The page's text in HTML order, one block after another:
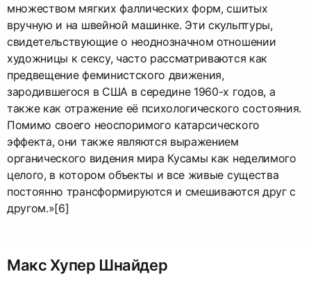
множеством мягких фаллических форм, сшитых
вручную и на швейной машинке. Эти скульптуры,
свидетельствующие о неоднозначном отношении
художницы к сексу, часто рассматриваются как
предвещение феминистского движения,
зародившегося в США в середине 1960-х годов, а
также как отражение её психологического состояния.
Помимо своего неоспоримого катарсического
эффекта, они также являются выражением
органического видения мира Кусамы как неделимого
целого, в котором объекты и все живые существа
постоянно трансформируются и смешиваются друг с
другом.»[6]
Макс Хупер Шнайдер